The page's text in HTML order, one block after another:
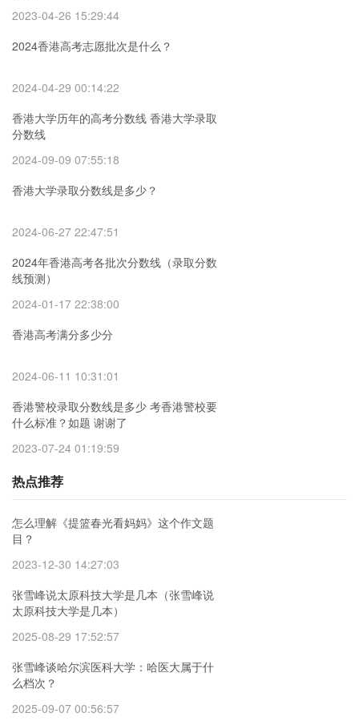
2023-04-26 15:29:44
2024香港高考志愿批次是什么？
2024-04-29 00:14:22
香港大学历年的高考分数线 香港大学录取
分数线
2024-09-09 07:55:18
香港大学录取分数线是多少？
2024-06-27 22:47:51
2024年香港高考各批次分数线（录取分数
线预测）
2024-01-17 22:38:00
香港高考满分多少分
2024-06-11 10:31:01
香港警校录取分数线是多少 考香港警校要
什么标准？如题 谢谢了
2023-07-24 01:19:59
热点推荐
怎么理解《提篮春光看妈妈》这个作文题
目？
2023-12-30 14:27:03
张雪峰说太原科技大学是几本（张雪峰说
太原科技大学是几本）
2025-08-29 17:52:57
张雪峰谈哈尔滨医科大学：哈医大属于什
么档次？
2025-09-07 00:56:57